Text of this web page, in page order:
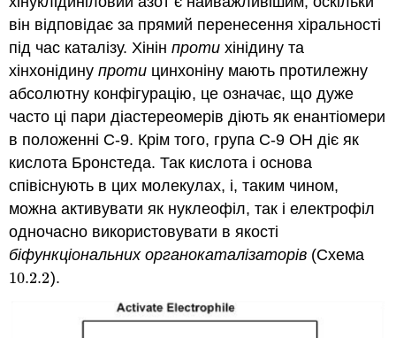
він відповідає за прямий перенесення хіральності
під час каталізу. Хінінпроти хінідину та
хінхонідинупроти цинхоніну мають протилежну
абсолютну конфігурацію, це означає, що дуже
часто ці пари діастереомерів діють як енантіомери
в положенні С-9. Крім того, група C-9 OH діє як
кислота Бронстеда. Так кислота і основа
співіснують в цих молекулах, і, таким чином,
можна активувати як нуклеофіл, так і електрофіл
одночасно використовувати в якості
біфункціональних органокаталізаторів (Схема
10.2.2
10.2.2).